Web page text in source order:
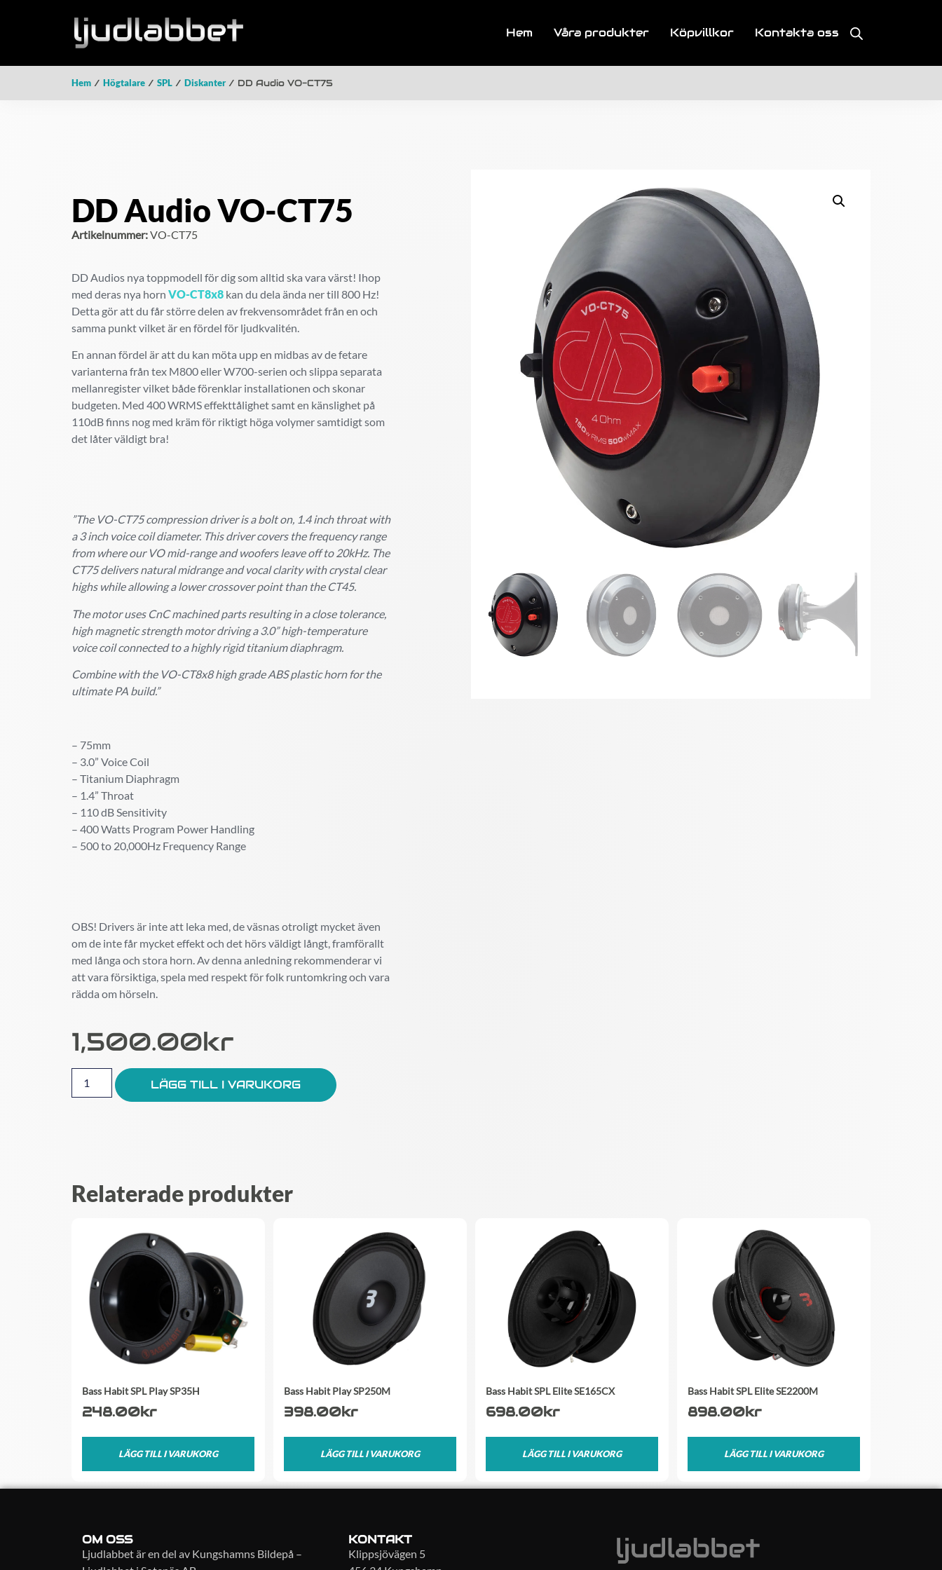
Hem Våra produkter Köpvillkor Kontakta oss
Hem / Högtalare / SPL / Diskanter/ DD Audio VO-CT75
DD Audio VO-CT75
Artikelnummer:VO-CT75
DD Audios nya toppmodell för dig som alltid ska vara värst! Ihop
med deras nya horn VO-CT8x8 kan du dela ända ner till 800 Hz!
Detta gör att du får större delen av frekvensområdet från en och
samma punkt vilket är en fördel för ljudkvalitén.
En annan fördel är att du kan möta upp en midbas av de fetare
varianterna från tex M800 eller W700-serien och slippa separata
mellanregister vilket både förenklar installationen och skonar
budgeten. Med 400 WRMS effekttålighet samt en känslighet på
110dB finns nog med kräm för riktigt höga volymer samtidigt som
det låter väldigt bra!
”The VO-CT75 compression driver is a bolt on, 1.4 inch throat with
a 3 inch voice coil diameter. This driver covers the frequency range
from where our VO mid-range and woofers leave off to 20kHz. The
CT75 delivers natural midrange and vocal clarity with crystal clear
highs while allowing a lower crossover point than the CT45.
The motor uses CnC machined parts resulting in a close tolerance,
high magnetic strength motor driving a 3.0” high-temperature
voice coil connected to a highly rigid titanium diaphragm.
Combine with the VO-CT8x8 high grade ABS plastic horn for the
ultimate PA build.”
– 75mm
– 3.0” Voice Coil
– Titanium Diaphragm
– 1.4” Throat
– 110 dB Sensitivity
– 400 Watts Program Power Handling
– 500 to 20,000Hz Frequency Range
OBS! Drivers är inte att leka med, de väsnas otroligt mycket även
om de inte får mycket effekt och det hörs väldigt långt, framförallt
med långa och stora horn. Av denna anledning rekommenderar vi
att vara försiktiga, spela med respekt för folk runtomkring och vara
rädda om hörseln.
1,500.00Kr
LÄGG TILL I VARUKORG
Relaterade produkter
Bass Habit SPL Play SP35H
248.00kr
LÄGG TILL I VARUKORG
Bass Habit Play SP250M
398.00kr
LÄGG TILL I VARUKORG
Bass Habit SPL Elite SE165CX
698.00kr
LÄGG TILL I VARUKORG
Bass Habit SPL Elite SE2200M
898.00kr
LÄGG TILL I VARUKORG
OM OSS
Ljudlabbet är en del av Kungshamns Bildepå –
KONTAKT
Klippsjövägen 5